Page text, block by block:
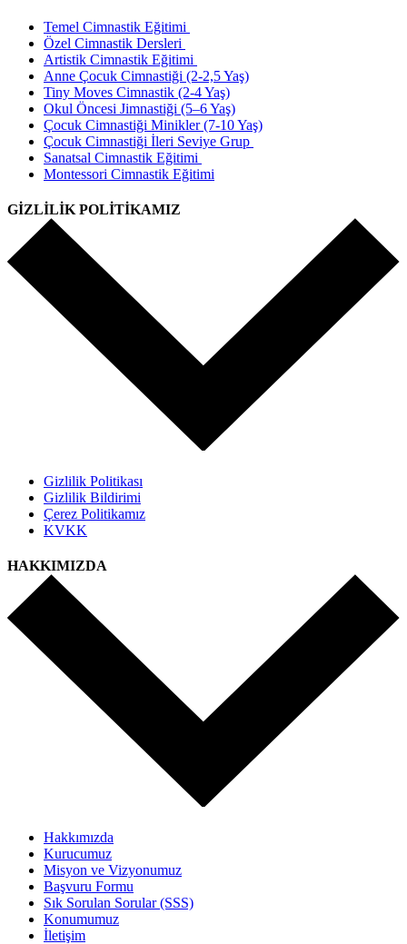
Temel Cimnastik Eğitimi
Özel Cimnastik Dersleri
Artistik Cimnastik Eğitimi
Anne Çocuk Cimnastiği (2-2,5 Yaş)
Tiny Moves Cimnastik (2-4 Yaş)
Okul Öncesi Jimnastiği (5–6 Yaş)
Çocuk Cimnastiği Minikler (7-10 Yaş)
Çocuk Cimnastiği İleri Seviye Grup
Sanatsal Cimnastik Eğitimi
Montessori Cimnastik Eğitimi
GİZLİLİK POLİTİKAMIZ
Gizlilik Politikası
Gizlilik Bildirimi
Çerez Politikamız
KVKK
HAKKIMIZDA
Hakkımızda
Kurucumuz
Misyon ve Vizyonumuz
Başvuru Formu
Sık Sorulan Sorular (SSS)
Konumumuz
İletişim